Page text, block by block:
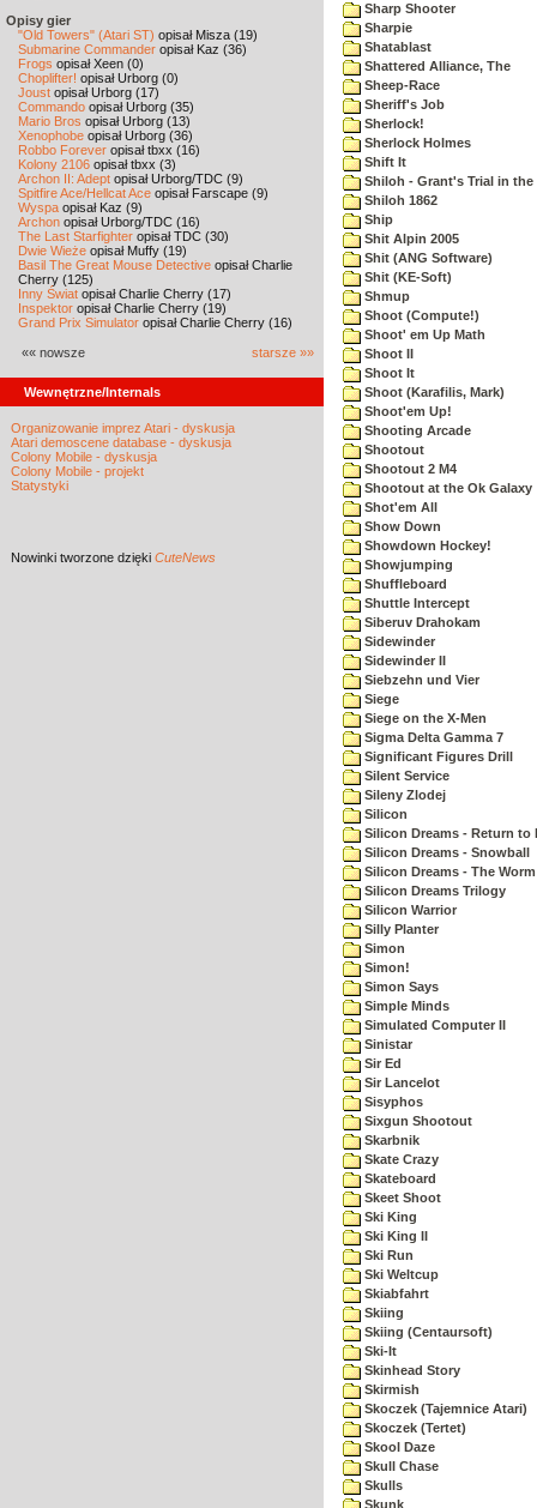
Opisy gier
"Old Towers" (Atari ST) opisał Misza (19)
Submarine Commander opisał Kaz (36)
Frogs opisał Xeen (0)
Choplifter! opisał Urborg (0)
Joust opisał Urborg (17)
Commando opisał Urborg (35)
Mario Bros opisał Urborg (13)
Xenophobe opisał Urborg (36)
Robbo Forever opisał tbxx (16)
Kolony 2106 opisał tbxx (3)
Archon II: Adept opisał Urborg/TDC (9)
Spitfire Ace/Hellcat Ace opisał Farscape (9)
Wyspa opisał Kaz (9)
Archon opisał Urborg/TDC (16)
The Last Starfighter opisał TDC (30)
Dwie Wieże opisał Muffy (19)
Basil The Great Mouse Detective opisał Charlie
Cherry (125)
Inny Świat opisał Charlie Cherry (17)
Inspektor opisał Charlie Cherry (19)
Grand Prix Simulator opisał Charlie Cherry (16)
«« nowsze starsze »»
Wewnętrzne/Internals
Organizowanie imprez Atari - dyskusja
Atari demoscene database - dyskusja
Colony Mobile - dyskusja
Colony Mobile - projekt
Statystyki
Nowinki tworzone dzięki CuteNews
Sharp Shooter
Sharpie
Shatablast
Shattered Alliance, The
Sheep-Race
Sheriff's Job
Sherlock!
Sherlock Holmes
Shift It
Shiloh - Grant's Trial in the
Shiloh 1862
Ship
Shit Alpin 2005
Shit (ANG Software)
Shit (KE-Soft)
Shmup
Shoot (Compute!)
Shoot' em Up Math
Shoot II
Shoot It
Shoot (Karafilis, Mark)
Shoot'em Up!
Shooting Arcade
Shootout
Shootout 2 M4
Shootout at the Ok Galaxy
Shot'em All
Show Down
Showdown Hockey!
Showjumping
Shuffleboard
Shuttle Intercept
Siberuv Drahokam
Sidewinder
Sidewinder II
Siebzehn und Vier
Siege
Siege on the X-Men
Sigma Delta Gamma 7
Significant Figures Drill
Silent Service
Sileny Zlodej
Silicon
Silicon Dreams - Return to
Silicon Dreams - Snowball
Silicon Dreams - The
Silicon Dreams Trilogy
Silicon Warrior
Silly Planter
Simon
Simon!
Simon Says
Simple Minds
Simulated Computer II
Sinistar
Sir Ed
Sir Lancelot
Sisyphos
Sixgun Shootout
Skarbnik
Skate Crazy
Skateboard
Skeet Shoot
Ski King
Ski King II
Ski Run
Ski Weltcup
Skiabfahrt
Skiing
Skiing (Centaursoft)
Ski-It
Skinhead Story
Skirmish
Skoczek (Tajemnice Atari)
Skoczek (Tertet)
Skool Daze
Skull Chase
Skulls
Skunk